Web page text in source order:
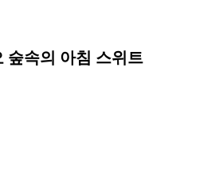
숲속의 아침 스위트